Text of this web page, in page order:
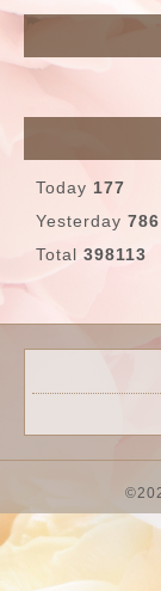
Today 177
Yesterday 786
Total 398113